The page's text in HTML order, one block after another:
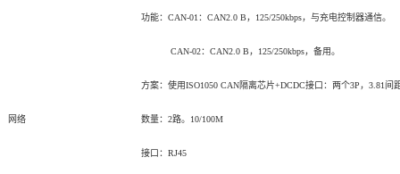
功能：CAN-01：CAN2.0 B，125/250kbps，与充电控制器通信。
CAN-02：CAN2.0 B，125/250kbps，备用。
方案：使用ISO1050 CAN隔离芯片+DCDC接口：两个3P，3.81间
网络 数量：2路。10/100M
接口：RJ45